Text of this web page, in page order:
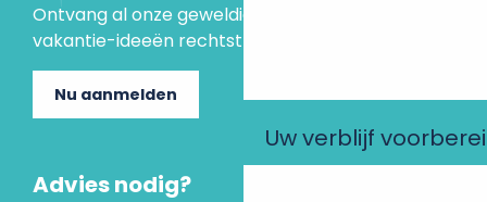
Uw verblijf
Ontvang al onze geweldige aanbiedingen en
vakantie-ideeën rechtstreeks in je inbox.
Nu aanmelden
Advies nodig?